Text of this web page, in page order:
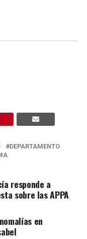
DEPARTAMENTO
responde a
sobre las APPA
en